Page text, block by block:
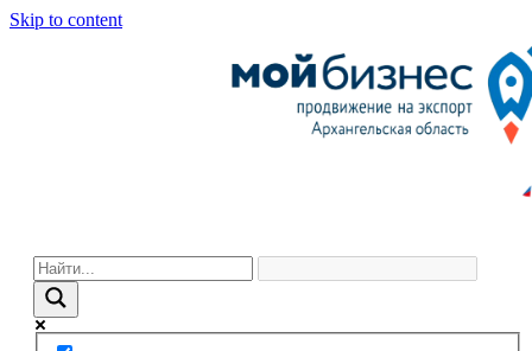
Skip to content